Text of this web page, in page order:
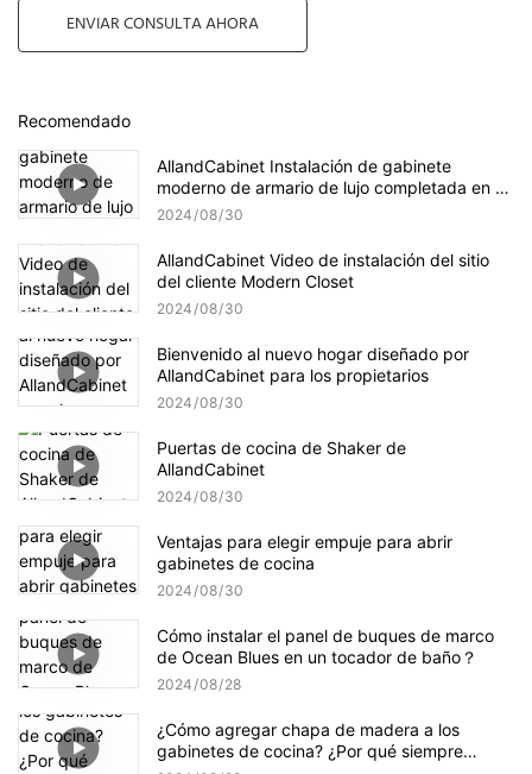
ENVIAR CONSULTA AHORA
Recomendado
AllandCabinet Instalación de gabinete
moderno de armario de lujo completada en el
sitio del cliente
2024 08 30
AllandCabinet Video de instalación del sitio
del cliente Modern Closet
2024 08 30
Bienvenido al nuevo hogar diseñado por
AllandCabinet para los propietarios
2024 08 30
Puertas de cocina de Shaker de
AllandCabinet
2024 08 30
Ventajas para elegir empuje para abrir
gabinetes de cocina
2024 08 30
Cómo instalar el panel de buques de marco
de Ocean Blues en un tocador de baño？
2024 08 28
¿Cómo agregar chapa de madera a los
gabinetes de cocina? ¿Por qué siempre